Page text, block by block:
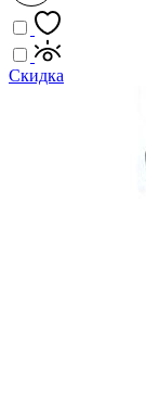
Скидка